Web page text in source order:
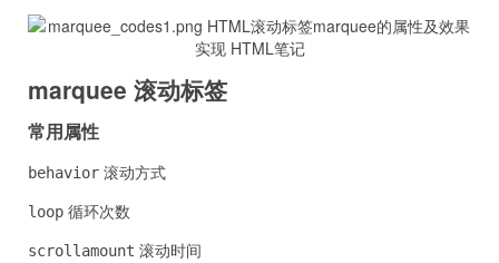
marquee 滚动标签
常用属性
behavior 滚动方式
loop 循环次数
scrollamount 滚动时间